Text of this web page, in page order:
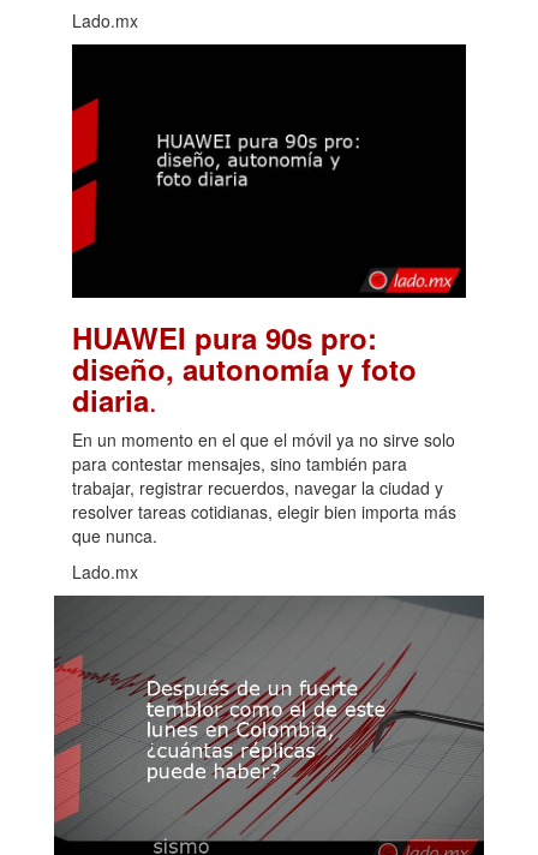
Lado.mx
HUAWEI pura 90s pro:
diseño, autonomía y foto
diaria.
En un momento en el que el móvil ya no sirve solo
para contestar mensajes, sino también para
trabajar, registrar recuerdos, navegar la ciudad y
resolver tareas cotidianas, elegir bien importa más
que nunca.
Lado.mx